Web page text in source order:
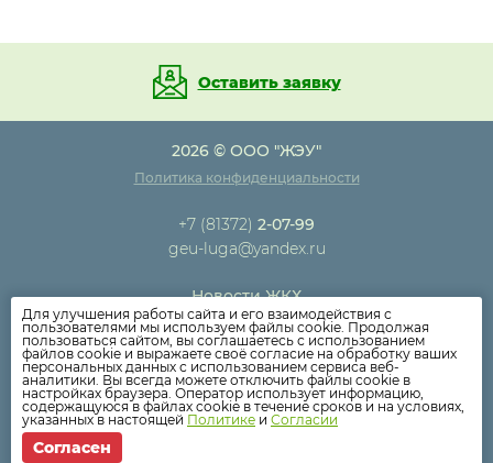
Оставить заявку
2026 © ООО "ЖЭУ"
Политика конфиденциальности
+7 (81372) 2-07-99
geu-luga@yandex.ru
Новости ЖКХ
Новости компании
Как оплатить
Дома
Раскрытие информации
Вопросы
Для улучшения работы сайта и его взаимодействия с
пользователями мы используем файлы cookie. Продолжая
пользоваться сайтом, вы соглашаетесь с использованием
файлов cookie и выражаете своё согласие на обработку ваших
персональных данных с использованием сервиса веб-
аналитики. Вы всегда можете отключить файлы cookie в
настройках браузера. Оператор использует информацию,
содержащуюся в файлах cookie в течение сроков и на условиях,
указанных в настоящей Политике и Согласии
Согласен